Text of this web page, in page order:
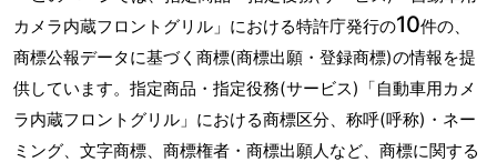
カメラ内蔵フロントグリル」における特許庁発行の10件の、
商標公報データに基づく商標(商標出願・登録商標)の情報を提
供しています。指定商品・指定役務(サービス)「自動車用カメ
ラ内蔵フロントグリル」における商標区分、称呼(呼称)・ネー
ミング、文字商標、商標権者・商標出願人など、商標に関する